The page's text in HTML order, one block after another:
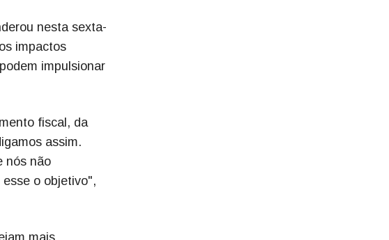
nesta sexta-
impactos
impulsionar
fiscal, da
assim.
nós não
o objetivo",
mais